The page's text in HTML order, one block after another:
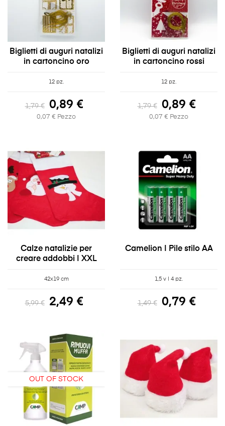
Biglietti di auguri natalizi
in cartoncino oro
12 pz.
1,79 € 0,89 €
0,07 € Pezzo
Biglietti di auguri natalizi
in cartoncino rossi
12 pz.
1,79 € 0,89 €
0,07 € Pezzo
Calze natalizie per
creare addobbi | XXL
42x19 cm
5,99 € 2,49 €
Camelion | Pile stilo AA
1,5 v | 4 pz.
1,49 € 0,79 €
OUT OF STOCK